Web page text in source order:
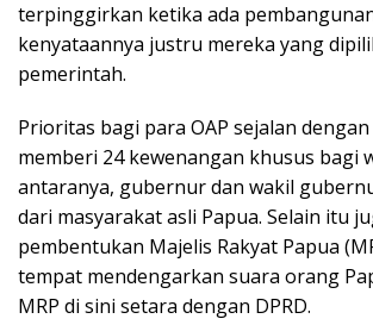
terpinggirkan ketika ada
kenyataannya justru mereka yang
pemerintah.
Prioritas bagi para OAP sejalan
memberi 24 kewenangan khusus bagi
antaranya, gubernur dan wakil
dari masyarakat asli Papua. Selain itu
pembentukan Majelis Rakyat Papua
tempat mendengarkan suara orang
MRP di sini setara dengan DPRD.